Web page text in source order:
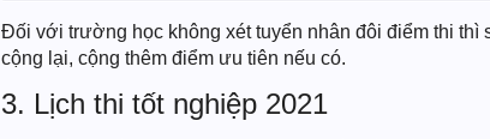
Đối với trường học không xét tuyển nhân đôi điểm thi thì
cộng lại, cộng thêm điểm ưu tiên nếu có.
3. Lịch thi tốt nghiệp 2021